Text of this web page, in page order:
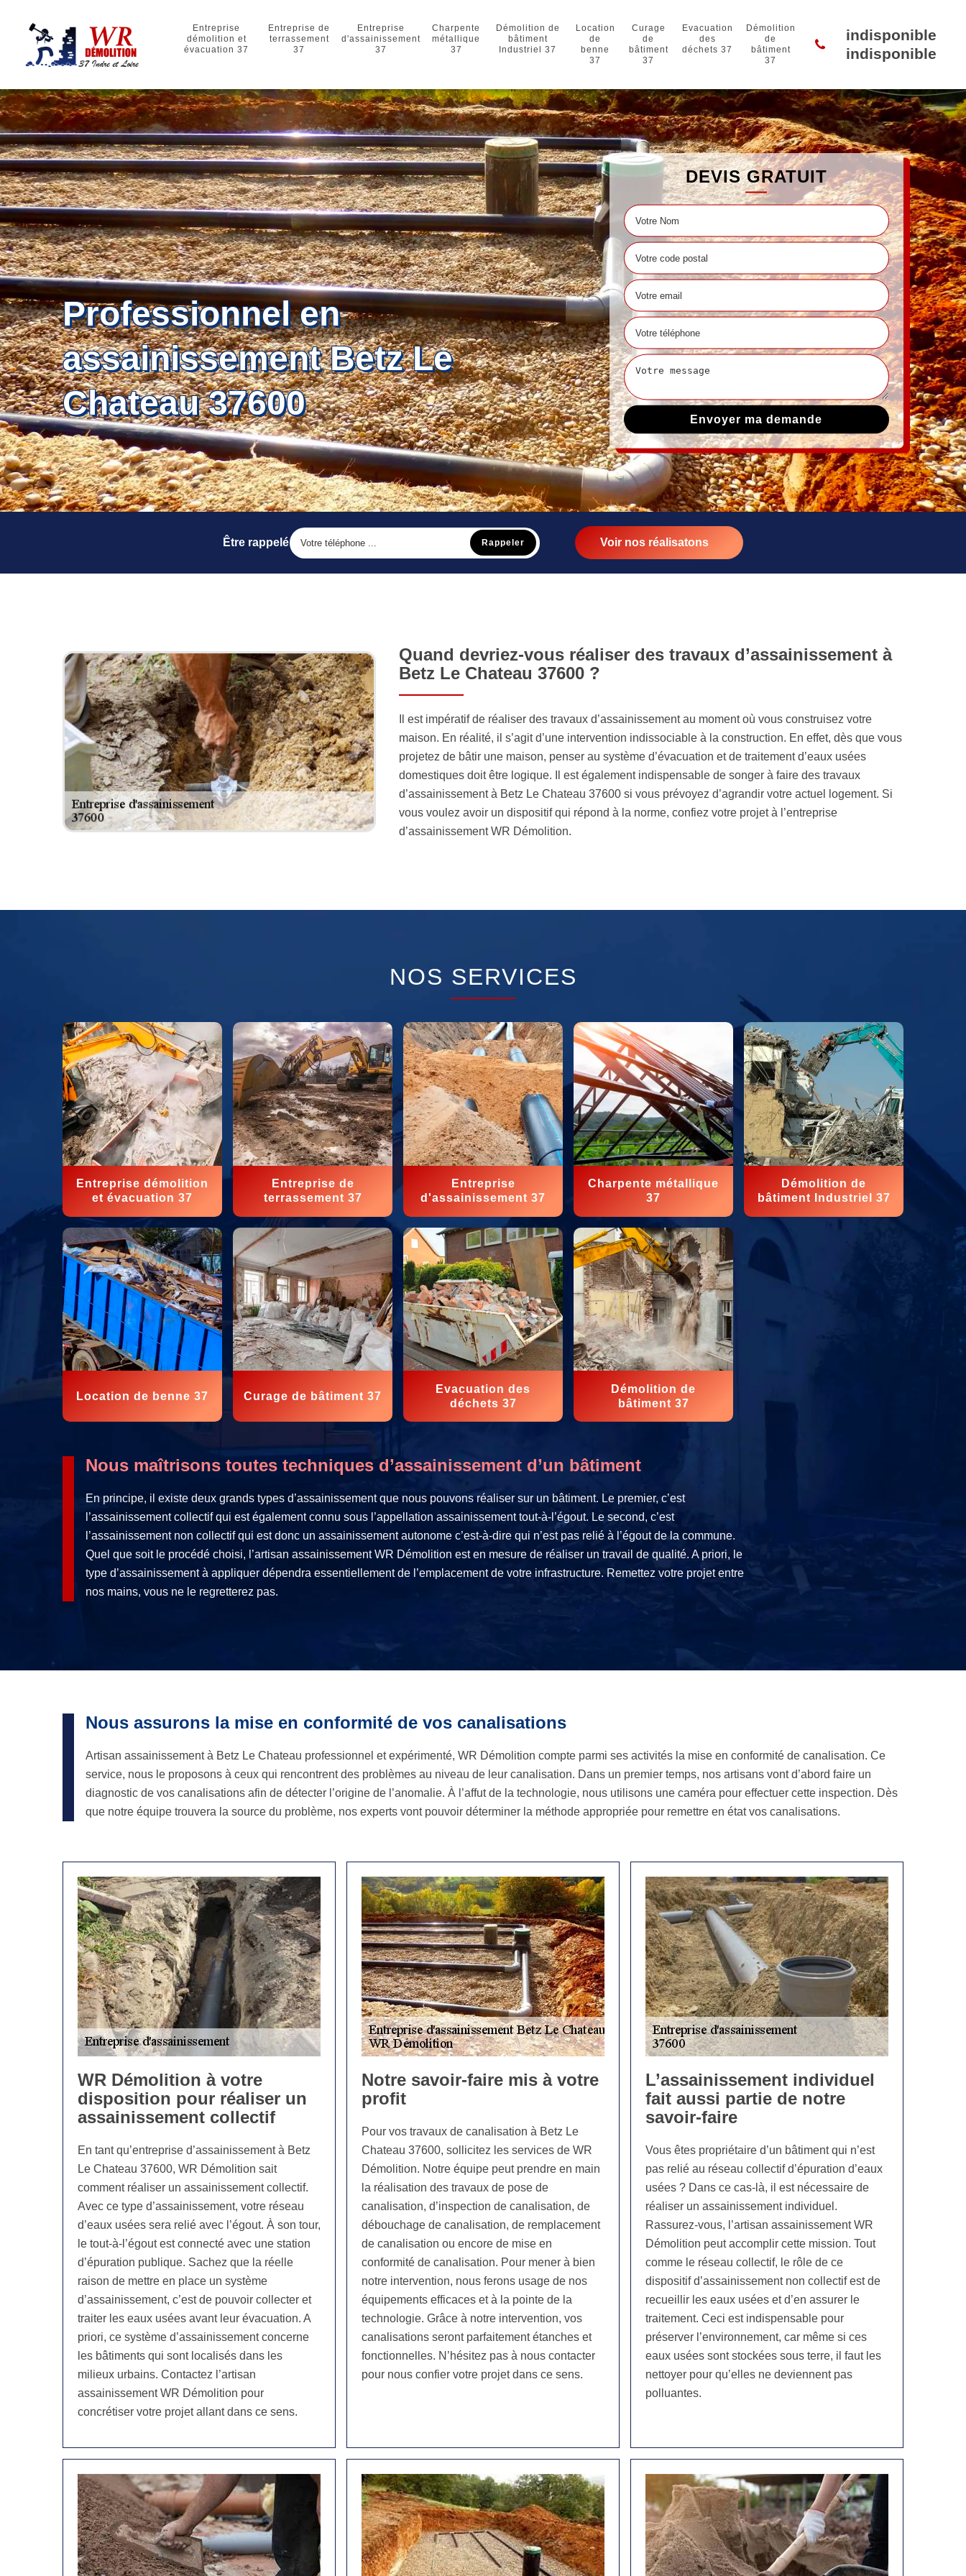
Entreprise
démolition et
évacuation 37
Entreprise de
terrassement
37
Entreprise
d'assainissement
37
Charpente
métallique
37
Démolition de
bâtiment
Industriel 37
Location
de
benne
37
Curage
de
bâtiment
37
Evacuation
des
déchets 37
Démolition
de
bâtiment
37
indisponible
indisponible
Professionnel en
assainissement Betz Le
Chateau 37600
DEVIS GRATUIT
Être rappelé Voir nos réalisatons
Quand devriez-vous réaliser des travaux d’assainissement à
Betz Le Chateau 37600 ?
Il est impératif de réaliser des travaux d’assainissement au moment où vous construisez votre
maison. En réalité, il s’agit d’une intervention indissociable à la construction. En effet, dès que vous
projetez de bâtir une maison, penser au système d’évacuation et de traitement d’eaux usées
domestiques doit être logique. Il est également indispensable de songer à faire des travaux
d’assainissement à Betz Le Chateau 37600 si vous prévoyez d’agrandir votre actuel logement. Si
vous voulez avoir un dispositif qui répond à la norme, confiez votre projet à l’entreprise
d’assainissement WR Démolition.
NOS SERVICES
Entreprise démolition
et évacuation 37
Entreprise de
terrassement 37
Entreprise
d'assainissement 37
Charpente métallique
37
Démolition de
bâtiment Industriel 37
Location de benne 37 Curage de bâtiment 37
Evacuation des
déchets 37
Démolition de
bâtiment 37
Nous maîtrisons toutes techniques d’assainissement d’un bâtiment
En principe, il existe deux grands types d’assainissement que nous pouvons réaliser sur un bâtiment. Le premier, c’est
l’assainissement collectif qui est également connu sous l’appellation assainissement tout-à-l’égout. Le second, c’est
l’assainissement non collectif qui est donc un assainissement autonome c’est-à-dire qui n’est pas relié à l’égout de la commune.
Quel que soit le procédé choisi, l’artisan assainissement WR Démolition est en mesure de réaliser un travail de qualité. A priori, le
type d’assainissement à appliquer dépendra essentiellement de l’emplacement de votre infrastructure. Remettez votre projet entre
nos mains, vous ne le regretterez pas.
Nous assurons la mise en conformité de vos canalisations
Artisan assainissement à Betz Le Chateau professionnel et expérimenté, WR Démolition compte parmi ses activités la mise en conformité de canalisation. Ce
service, nous le proposons à ceux qui rencontrent des problèmes au niveau de leur canalisation. Dans un premier temps, nos artisans vont d’abord faire un
diagnostic de vos canalisations afin de détecter l’origine de l’anomalie. À l’affut de la technologie, nous utilisons une caméra pour effectuer cette inspection. Dès
que notre équipe trouvera la source du problème, nos experts vont pouvoir déterminer la méthode appropriée pour remettre en état vos canalisations.
WR Démolition à votre
disposition pour réaliser un
assainissement collectif
En tant qu’entreprise d’assainissement à Betz
Le Chateau 37600, WR Démolition sait
comment réaliser un assainissement collectif.
Avec ce type d’assainissement, votre réseau
d’eaux usées sera relié avec l’égout. À son tour,
le tout-à-l’égout est connecté avec une station
d’épuration publique. Sachez que la réelle
raison de mettre en place un système
d’assainissement, c’est de pouvoir collecter et
traiter les eaux usées avant leur évacuation. A
priori, ce système d’assainissement concerne
les bâtiments qui sont localisés dans les
milieux urbains. Contactez l’artisan
assainissement WR Démolition pour
concrétiser votre projet allant dans ce sens.
Notre savoir-faire mis à votre
profit
Pour vos travaux de canalisation à Betz Le
Chateau 37600, sollicitez les services de WR
Démolition. Notre équipe peut prendre en main
la réalisation des travaux de pose de
canalisation, d’inspection de canalisation, de
débouchage de canalisation, de remplacement
de canalisation ou encore de mise en
conformité de canalisation. Pour mener à bien
notre intervention, nous ferons usage de nos
équipements efficaces et à la pointe de la
technologie. Grâce à notre intervention, vos
canalisations seront parfaitement étanches et
fonctionnelles. N’hésitez pas à nous contacter
pour nous confier votre projet dans ce sens.
L’assainissement individuel
fait aussi partie de notre
savoir-faire
Vous êtes propriétaire d’un bâtiment qui n’est
pas relié au réseau collectif d’épuration d’eaux
usées ? Dans ce cas-là, il est nécessaire de
réaliser un assainissement individuel.
Rassurez-vous, l’artisan assainissement WR
Démolition peut accomplir cette mission. Tout
comme le réseau collectif, le rôle de ce
dispositif d’assainissement non collectif est de
recueillir les eaux usées et d’en assurer le
traitement. Ceci est indispensable pour
préserver l’environnement, car même si ces
eaux usées sont stockées sous terre, il faut les
nettoyer pour qu’elles ne deviennent pas
polluantes.